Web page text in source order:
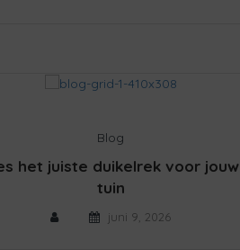
Blog
het juiste duikelrek voor jouw
tuin
juni 9, 2026